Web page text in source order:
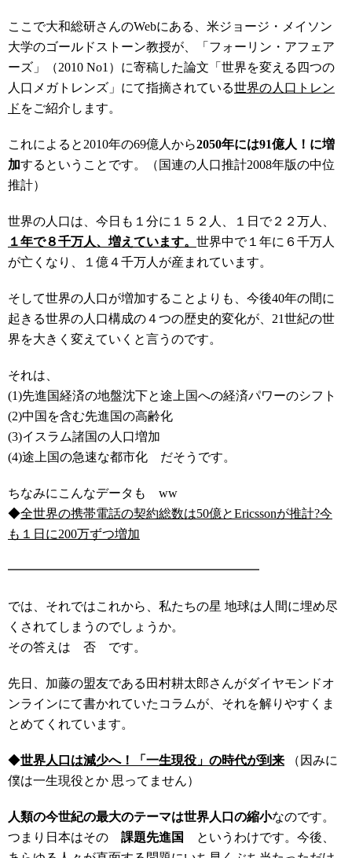
ここで大和総研さんのWebにある、米ジョージ・メイソン
大学のゴールドストーン教授が、「フォーリン・アフェア
ーズ」（2010 No1）に寄稿した論文「世界を変える四つの
人口メガトレンズ」にて指摘されている世界の人口トレン
ド をご紹介します。
これによると2010年の69億人から2050年には91億人！に増
加するということです。（国連の人口推計2008年版の中位
推計）
世界の人口は、今日も１分に１５２人、１日で２２万人、
１年で８千万人、増えています。 世界中で１年に６千万人
が亡くなり、１億４千万人が産まれています。
そして世界の人口が増加することよりも、今後40年の間に
起きる世界の人口構成の４つの歴史的変化が、21世紀の世
界を大きく変えていくと言うのです。
それは、
(1)先進国経済の地盤沈下と途上国への経済パワーのシフト
(2)中国を含む先進国の高齢化
(3)イスラム諸国の人口増加
(4)途上国の急速な都市化 だそうです。
ちなみにこんなデータも ww
◆全世界の携帯電話の契約総数は50億とEricssonが推計?今
も１日に200万ずつ増加
━━━━━━━━━━━━━━━━━━━━
では、それではこれから、私たちの星 地球は人間に埋め尽
くされてしまうのでしょうか。
その答えは 否 です。
先日、加藤の盟友である田村耕太郎さんがダイヤモンドオ
ンラインにて書かれていたコラムが、それを解りやすくま
とめてくれています。
◆世界人口は減少へ！「一生現役」の時代が到来 （因みに
僕は一生現役とか 思ってません）
人類の今世紀の最大のテーマは世界人口の縮小なのです。
つまり日本はその 課題先進国
というわけです。今後、